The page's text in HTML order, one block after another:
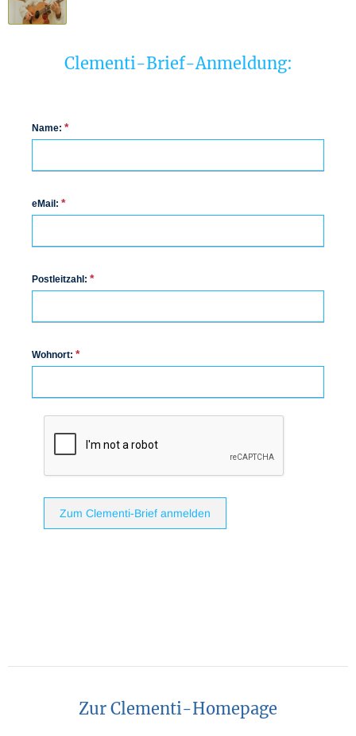
Clementi-Brief-Anmeldung:
Name: *
eMail: *
Postleitzahl: *
Wohnort: *
Zum Clementi-Brief anmelden
Zur Clementi-Homepage